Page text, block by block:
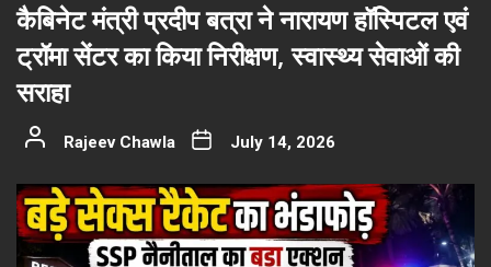
कैबिनेट मंत्री प्रदीप बत्रा ने नारायण हॉस्पिटल एवं
ट्रॉमा सेंटर का किया निरीक्षण, स्वास्थ्य सेवाओं की
सराहा
Rajeev Chawla July 14, 2026